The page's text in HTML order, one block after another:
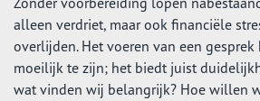
alleen verdriet, maar ook financiële
overlijden. Het voeren van een
moeilijk te zijn; het biedt juist
wat vinden wij belangrijk? Hoe willen